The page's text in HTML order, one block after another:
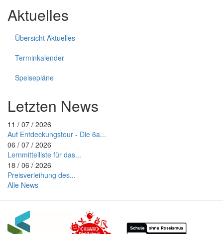
Aktuelles
Übersicht Aktuelles
Terminkalender
Speisepläne
Letzten News
11 / 07 / 2026
Auf Entdeckungstour - Die 6a...
06 / 07 / 2026
Lernmittelliste für das...
18 / 06 / 2026
Preisverleihung des...
Alle News